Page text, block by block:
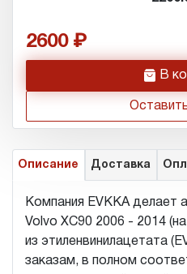
2600
h В
Описание Доставка
Компания EVKKA делает
Volvo XC90 2006 - 2014
из этиленвинилацетата
заказам, в полном